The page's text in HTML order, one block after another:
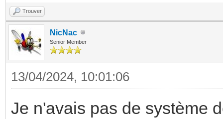
Trouver
NicNac
Senior Member
13/04/2024, 10:01:06
Je n'avais pas de système